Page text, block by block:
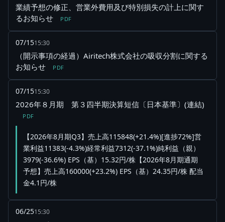
業績予想の修正、営業外費用及び特別損失の計上に関す
るお知らせ
PDF
07/1515:30
（開示事項の経過）Airitech株式会社の吸収分割に関する
お知らせ
PDF
07/1515:30
2026年８月期 第３四半期決算短信〔日本基準〕(連結)
PDF
【2026年8月期Q3】売上高115848(+21.4%)[進捗72%]営
業利益11383(-4.3%)経常利益7312(-37.1%)純利益（親）
3979(-36.6%) EPS（基）15.32円/株【2026年8月期通期
予想】売上高160000(+23.2%) EPS（基）24.35円/株 配当
金4.1円/株
06/2515:30